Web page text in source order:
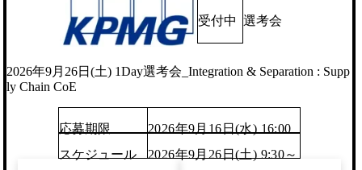
受付中 選考会
2026年9月26日(土) 1Day選考会_Integration & Separation : Supp
ly Chain CoE
応募期限
2026年9月16日(水) 16:00
スケジュール
2026年9月26日(土) 9:30～